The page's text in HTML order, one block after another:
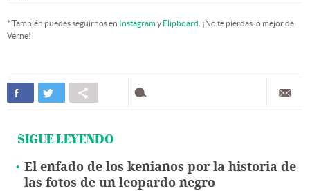
* También puedes seguirnos en Instagramy Flipboard . ¡No te pierdas lo mejor de
Verne!
SIGUE LEYENDO
El enfado de los kenianos por la historia de
las fotos de un leopardo negro